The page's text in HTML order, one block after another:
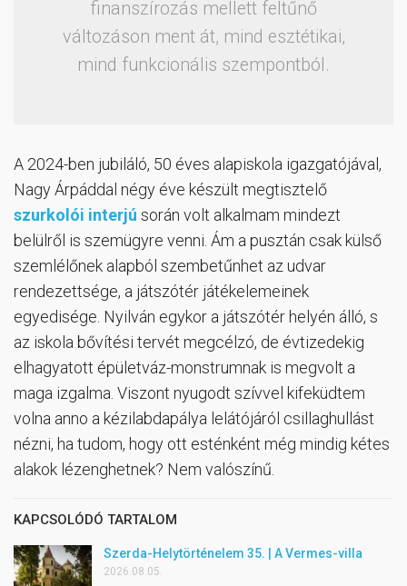
finanszírozás mellett feltűnő
változáson ment át, mind esztétikai,
mind funkcionális szempontból.
A 2024-ben jubiláló, 50 éves alapiskola igazgatójával,
Nagy Árpáddal négy éve készült megtisztelő
szurkolói interjú során volt alkalmam mindezt
belülről is szemügyre venni. Ám a pusztán csak külső
szemlélőnek alapból szembetűnhet az udvar
rendezettsége, a játszótér játékelemeinek
egyedisége. Nyilván egykor a játszótér helyén álló, s
az iskola bővítési tervét megcélzó, de évtizedekig
elhagyatott épületváz-monstrumnak is megvolt a
maga izgalma. Viszont nyugodt szívvel kifeküdtem
volna anno a kézilabdapálya lelátójáról csillaghullást
nézni, ha tudom, hogy ott esténként még mindig kétes
alakok lézenghetnek? Nem valószínű.
KAPCSOLÓDÓ TARTALOM
Szerda-Helytörténelem 35. | A Vermes-villa
2026.08.05.